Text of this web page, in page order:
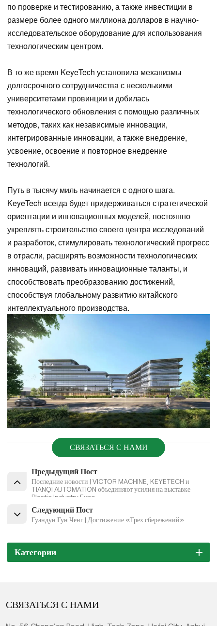
по проверке и тестированию, а также инвестиции в
размере более одного миллиона долларов в научно-
исследовательское оборудование для использования
технологическим центром.
В то же время KeyeTech установила механизмы
долгосрочного сотрудничества с несколькими
университетами провинции и добилась
технологического обновления с помощью различных
методов, таких как независимые инновации,
интегрированные инновации, а также внедрение,
усвоение, освоение и повторное внедрение
технологий.
Путь в тысячу миль начинается с одного шага.
KeyeTech всегда будет придерживаться стратегической
ориентации и инновационных моделей, постоянно
укреплять строительство своего центра исследований
и разработок, стимулировать технологический прогресс
в отрасли, расширять возможности технологических
инноваций, развивать инновационные таланты, и
способствовать преобразованию достижений,
способствуя глобальному развитию китайского
интеллектуального производства.
СВЯЗАТЬСЯ С НАМИ
Предыдущий Пост
Последние новости | VICTOR MACHINE, KEYETECH и
TIANQI AUTOMATION объединяют усилия на выставке
Plastic Industry Expo
Следующий Пост
Гуандун Гун Ченг | Достижение «Трех сбережений»
Категории
СВЯЗАТЬСЯ С НАМИ